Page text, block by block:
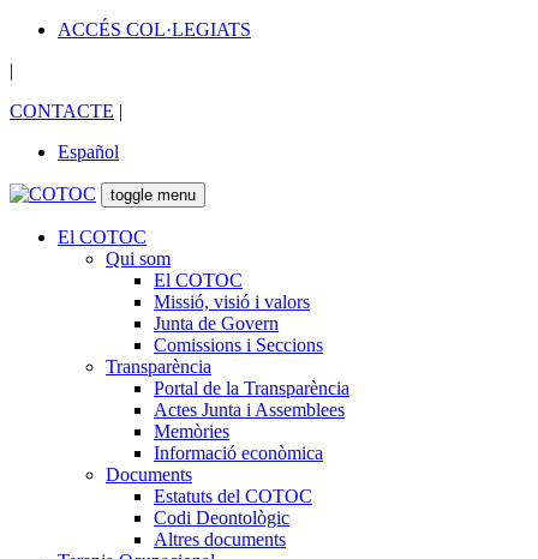
ACCÉS COL·LEGIATS
|
CONTACTE |
Español
toggle menu
El COTOC
Qui som
El COTOC
Missió, visió i valors
Junta de Govern
Comissions i Seccions
Transparència
Portal de la Transparència
Actes Junta i Assemblees
Memòries
Informació econòmica
Documents
Estatuts del COTOC
Codi Deontològic
Altres documents